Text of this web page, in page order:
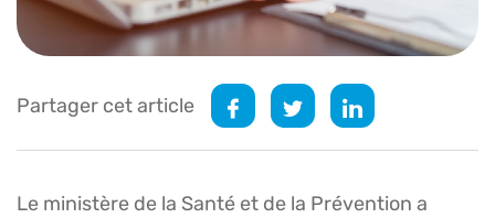
Partager cet article
Le ministère de la Santé et de la Prévention a